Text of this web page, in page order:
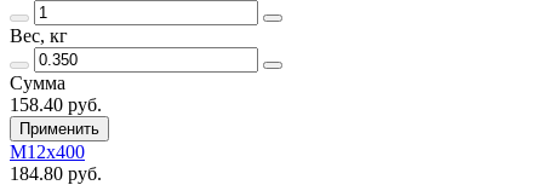
Вес, кг
Сумма
158.40 руб.
Применить
М12х400
184.80 руб.